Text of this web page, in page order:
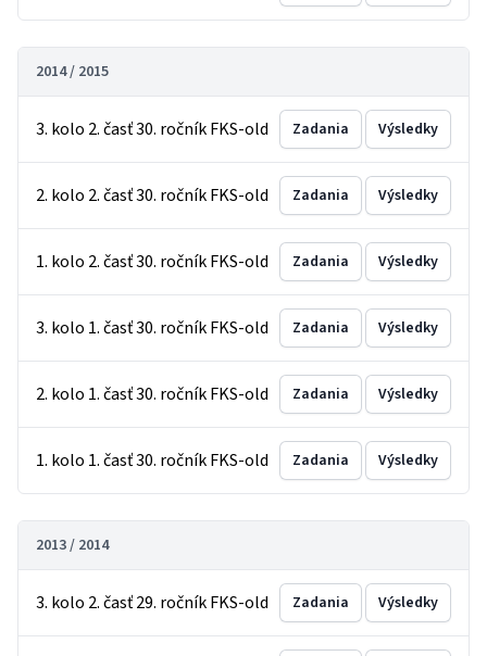
2014 / 2015
3. kolo 2. časť 30. ročník FKS-old Zadania Výsledky
2. kolo 2. časť 30. ročník FKS-old Zadania Výsledky
1. kolo 2. časť 30. ročník FKS-old Zadania Výsledky
3. kolo 1. časť 30. ročník FKS-old Zadania Výsledky
2. kolo 1. časť 30. ročník FKS-old Zadania Výsledky
1. kolo 1. časť 30. ročník FKS-old Zadania Výsledky
2013 / 2014
3. kolo 2. časť 29. ročník FKS-old Zadania Výsledky